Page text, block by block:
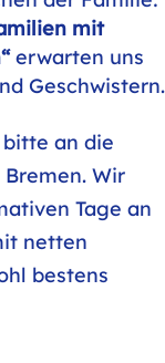
mit
erwarten uns
Geschwistern.
bitte an die
Wir
Tage an
netten
bestens